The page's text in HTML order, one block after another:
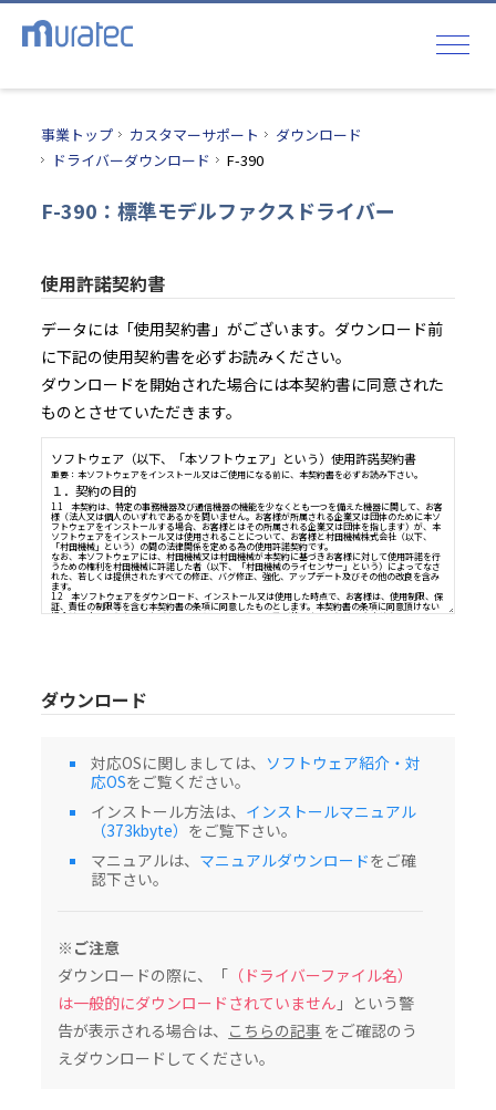
事業トップ カスタマーサポート
ダウンロード
ドライバーダウンロード
F-390
F-390：標準モデルファクスドライバー
使用許諾契約書
データには「使用契約書」がございます。ダウンロード前
に下記の使用契約書を必ずお読みください。
ダウンロードを開始された場合には本契約書に同意された
ものとさせていただきます。
ソフトウェア（以下、「本ソフトウェア」という）使用許諾契
重要：本ソフトウェアをインストール又はご使用になる前に、本契約書を必ずお読み
１．契約の目的
なお、本ソフトウェアには、村田機械又は村田機械が本契約に基づきお客様に対して
うための権利を村田機械に許諾した者（以下、「村田機械のライセンサー」という）
れた、若しくは提供されたすべての修正、バグ修正、強化、アップデート及びその他
証、責任の制限等を含む本契約書の条項に同意したものとします。本契約書の条項に
場合は、本ソフトウェアをダウンロード、インストール及び使用することはできませ
２．知的財産権及び所有権
2.1 本ソフトウェアは著作物として各国の国内法及び複数の国際条約によって保護さ
2.2 本ソフトウェアに関する著作権その他関連する知的財産権及び所有権の一切は、
村田機械のライセンサーに帰属するものとします。
３．ライセンス許諾
本契約書の全条項に従い、村田機械は、対応する村田機械の、又は村田機械が承認し
び通信機器の機能を少なくとも一つを備えた機器（以下、「本製品」という）を、本
4.1 お客様は、本契約書の条項に従って本ソフトウェアを使用するものとします。
4.2 お客様は、インストールガイド、製品マニュアル、「ReadMe」ファイル等の補
された、又は別の方法で伝えられた、技術説明、制限事項、注意点に従って本ソフト
いものとします。また、お客様は、本ソフトウェアの使用に際し、自身の費用と責任
品内に保存されたデータのバックアップを作成する等、データの管理保全のために必
じるものとします。
4.3 お客様は、お客様の所属する企業又は団体のために本ソフトウェアをインストー
その所属する企業又は団体内の全ユーザー（本ソフトウェア及び本製品の全ユーザー
本契約書の内容を伝達しなければなりません。
ダウンロード
対応OSに関しましては、 ソフトウェア紹介・対
応OSをご覧ください。
インストール方法は、 インストールマニュアル
（373kbyte） をご覧下さい。
マニュアルは、 マニュアルダウンロードをご確
認下さい。
※ご注意
ダウンロードの際に、「 （ドライバーファイル名）
は一般的にダウンロードされていません 」という警
告が表示される場合は、 こちらの記事 をご確認のう
えダウンロードしてください。